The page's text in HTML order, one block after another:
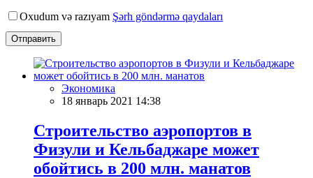
Oxudum və razıyam Şərh göndərmə qaydaları
Отправить
Экономика
18 январь 2021 14:38
Строительство аэропортов в
Физули и Кельбаджаре может
обойтись в 200 млн. манатов